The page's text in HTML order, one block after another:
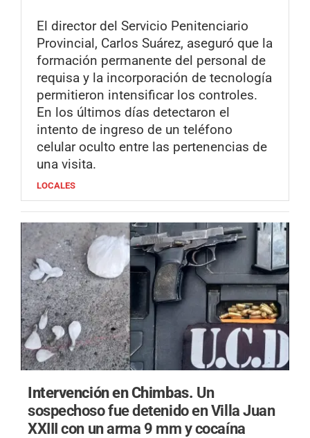
El director del Servicio Penitenciario
Provincial, Carlos Suárez, aseguró que la
formación permanente del personal de
requisa y la incorporación de tecnología
permitieron intensificar los controles.
En los últimos días detectaron el
intento de ingreso de un teléfono
celular oculto entre las pertenencias de
una visita.
LOCALES
Intervención en Chimbas. Un
sospechoso fue detenido en Villa Juan
XXIII con un arma 9 mm y cocaína